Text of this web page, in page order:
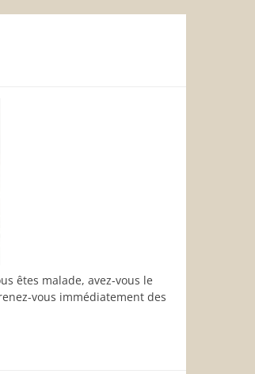
êtes malade, avez-vous le
vous immédiatement des